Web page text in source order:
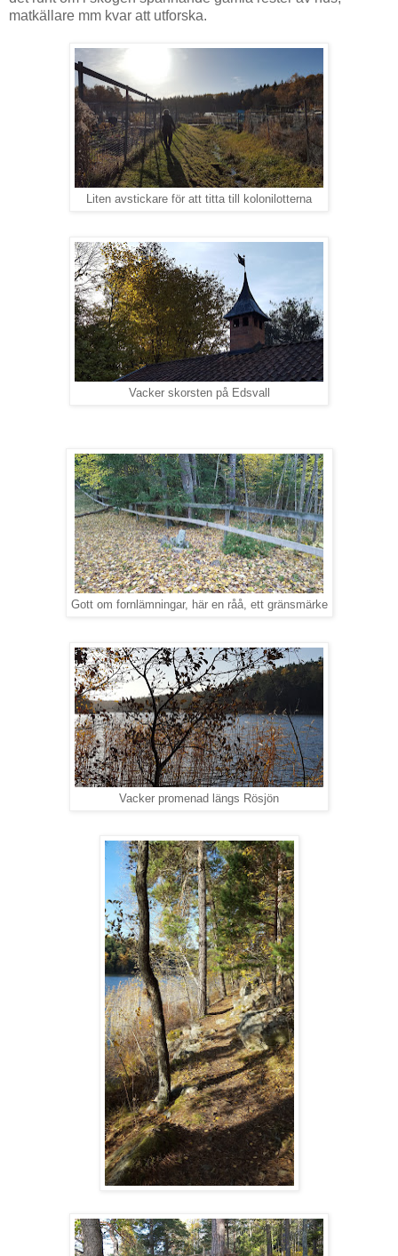
matkällare mm kvar att utforska.
Liten avstickare för att titta till kolonilotterna
Vacker skorsten på Edsvall
Gott om fornlämningar, här en råå, ett gränsmärke
Vacker promenad längs Rösjön